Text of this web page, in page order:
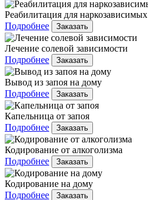
Реабилитация для наркозависимых
Подробнее
Заказать
Лечение солевой зависимости
Подробнее
Заказать
Вывод из запоя на дому
Подробнее
Заказать
Капельница от запоя
Подробнее
Заказать
Кодирование от алкоголизма
Подробнее
Заказать
Кодирование на дому
Подробнее
Заказать